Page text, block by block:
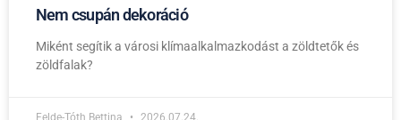
Nem csupán dekoráció
Miként segítik a városi klímaalkalmazkodást a zöldtetők és
zöldfalak?
Felde-Tóth Bettina 2026.07.24.